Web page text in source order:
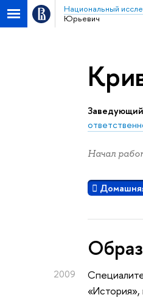
Национальный
Юрьевич
Начал
2009